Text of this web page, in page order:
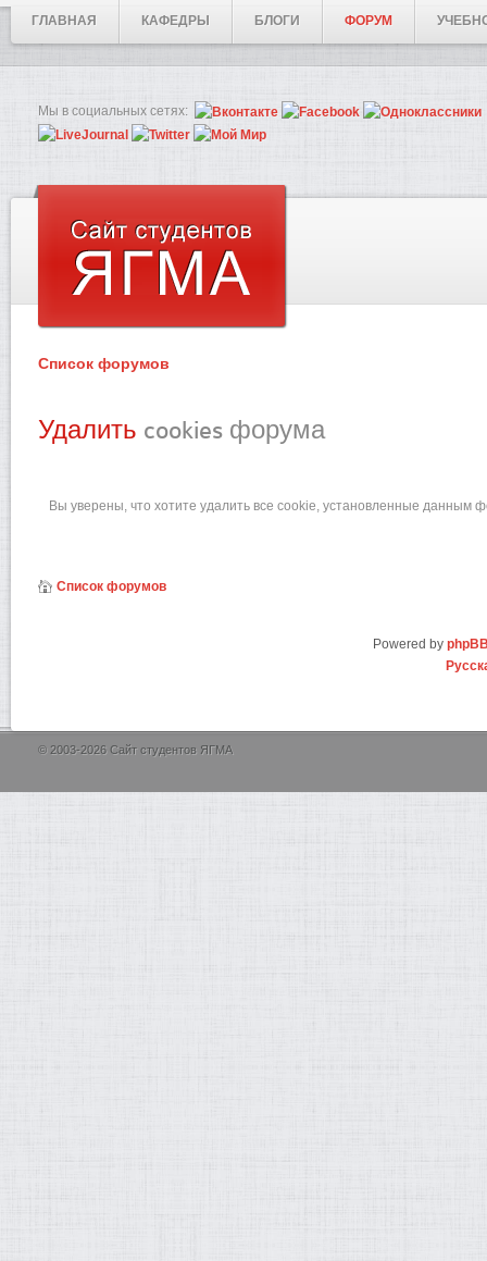
ГЛАВНАЯ КАФЕДРЫ БЛОГИ ФОРУМ
Мы в социальных сетях:
Список форумов
Удалить cookies форума
Вы уверены, что хотите удалить все cookie, установленные данным
Список форумов
Powered by
© 2003-2026 Сайт студентов ЯГМА